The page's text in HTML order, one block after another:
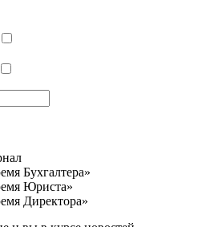
Бухгалтера»
Юриста»
Директора»